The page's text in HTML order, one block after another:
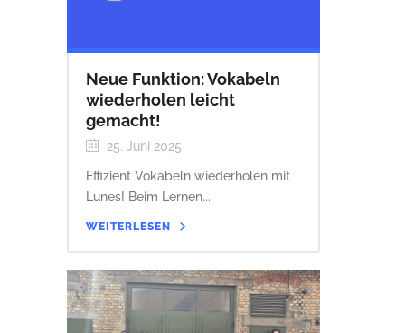
Neue Funktion: Vokabeln
wiederholen leicht
gemacht!
25. Juni 2025
Effizient Vokabeln wiederholen mit
Lunes! Beim Lernen...
WEITERLESEN